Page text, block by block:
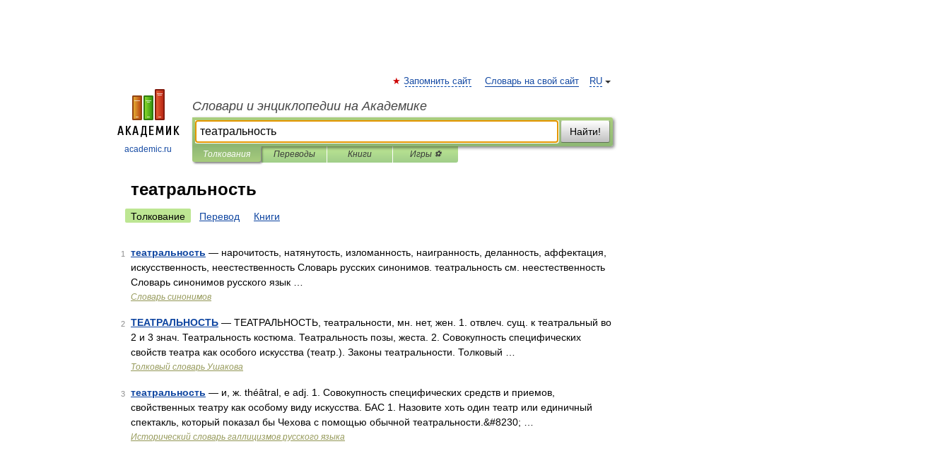
academic.ru
RU
Запомнить сайт Словарь на свой сайт
Словари и энциклопедии на Академике
Найти!
Толкования Переводы Книги Игры ⚽
театральность
Толкование Перевод Книги
1 театральность — нарочитость, натянутость, изломанность, наигранность, деланность, аффектация,
искусственность, неестественность Словарь русских синонимов. театральность см. неестественность
Словарь синонимов русского язык …
Словарь синонимов
2 ТЕАТРАЛЬНОСТЬ — ТЕАТРАЛЬНОСТЬ, театральности, мн. нет, жен. 1. отвлеч. сущ. к театральный во
2 и 3 знач. Театральность костюма. Театральность позы, жеста. 2. Совокупность специфических
свойств театра как особого искусства (театр.). Законы театральности. Толковый …
Толковый словарь Ушакова
3 театральность — и, ж. théâtral, e adj. 1. Совокупность специфических средств и приемов,
свойственных театру как особому виду искусства. БАС 1. Назовите хоть один театр или единичный
спектакль, который показал бы Чехова с помощью обычной театральности.&#8230; …
Исторический словарь галлицизмов русского языка